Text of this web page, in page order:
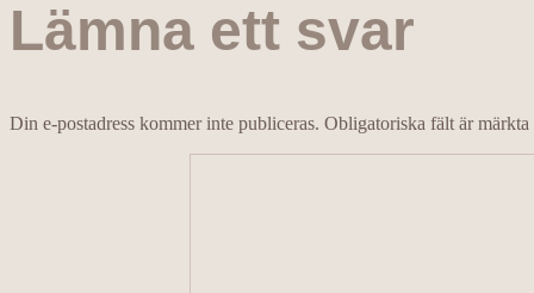
Lämna ett svar
Din e-postadress kommer inte publiceras. Obligatoriska fält är märkta